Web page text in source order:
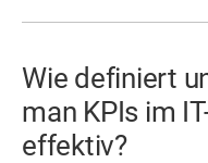
Wie definiert
man KPIs im
effektiv?